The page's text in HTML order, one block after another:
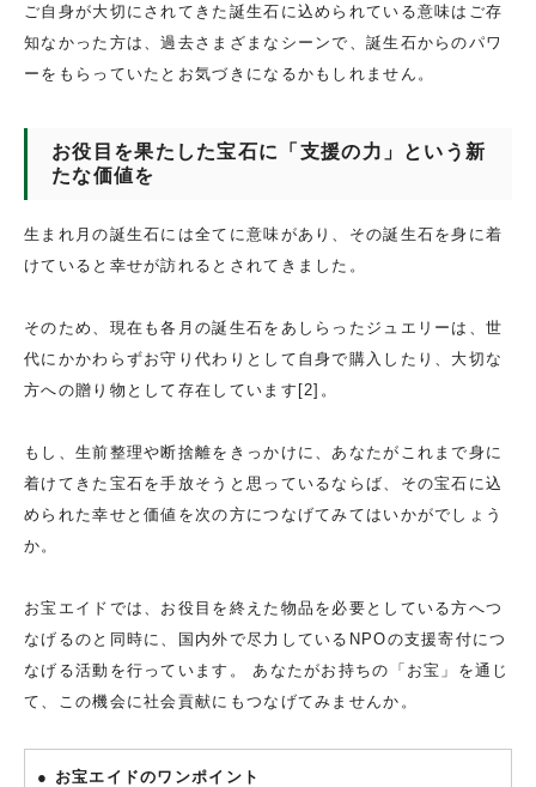
ご自身が大切にされてきた誕生石に込められている意味はご存
知なかった方は、過去さまざまなシーンで、誕生石からのパワ
ーをもらっていたとお気づきになるかもしれません。
お役目を果たした宝石に「支援の力」という新
たな価値を
生まれ月の誕生石には全てに意味があり、その誕生石を身に着
けていると幸せが訪れるとされてきました。
そのため、現在も各月の誕生石をあしらったジュエリーは、世
代にかかわらずお守り代わりとして自身で購入したり、大切な
方への贈り物として存在しています[2]。
もし、生前整理や断捨離をきっかけに、あなたがこれまで身に
着けてきた宝石を手放そうと思っているならば、その宝石に込
められた幸せと価値を次の方につなげてみてはいかがでしょう
か。
お宝エイドでは、お役目を終えた物品を必要としている方へつ
なげるのと同時に、国内外で尽力しているNPOの支援寄付につ
なげる活動を行っています。 あなたがお持ちの「お宝」を通じ
て、この機会に社会貢献にもつなげてみませんか。
● お宝エイドのワンポイント